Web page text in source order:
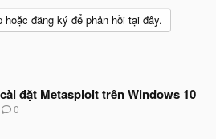
hoặc đăng ký để phản hồi tại đây.
đặt Metasploit trên Windows 10
0